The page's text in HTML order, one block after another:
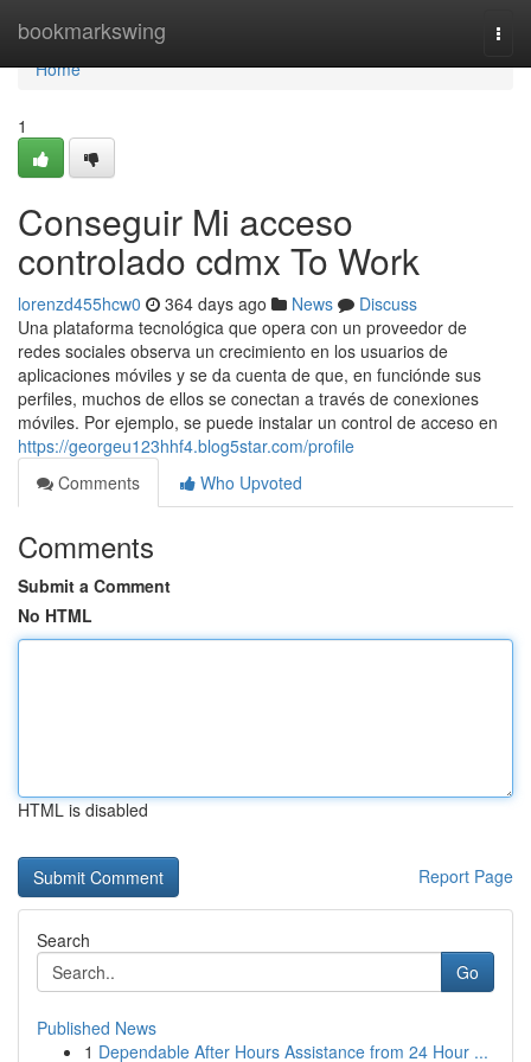
bookmarkswing
Home
Home
1
Conseguir Mi acceso
controlado cdmx To Work
lorenzd455hcw0 364 days ago News
Discuss
Una plataforma tecnológica que opera con un proveedor de
redes sociales observa un crecimiento en los usuarios de
aplicaciones móviles y se da cuenta de que, en funciónde sus
perfiles, muchos de ellos se conectan a través de conexiones
móviles. Por ejemplo, se puede instalar un control de acceso en
https://georgeu123hhf4.blog5star.com/profile
Comments
Who Upvoted
Comments
Submit a Comment
No HTML
HTML is disabled
Report Page
Search
Go
Published News
1 Dependable After Hours Assistance from 24 Hour ...